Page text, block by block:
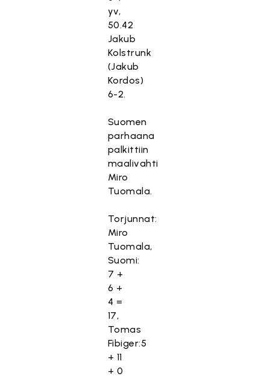
yv,
50.42
Jakub
Kolstrunk
(Jakub
Kordos)
6-2.
Suomen
parhaana
palkittiin
maalivahti
Miro
Tuomala.
Torjunnat:
Miro
Tuomala,
Suomi:
7 +
6 +
4 =
17,
Tomas
Fibiger:5
+ 11
+ 0